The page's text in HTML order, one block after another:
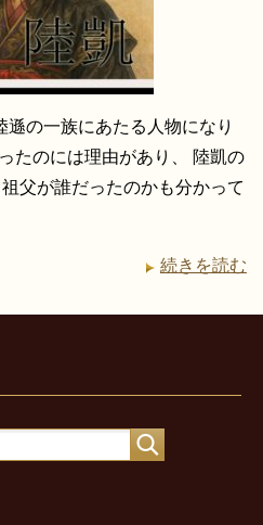
遜の一族にあたる人物になり
たのには理由があり、 陸凱の
父が誰だったのかも分かって
続きを読む